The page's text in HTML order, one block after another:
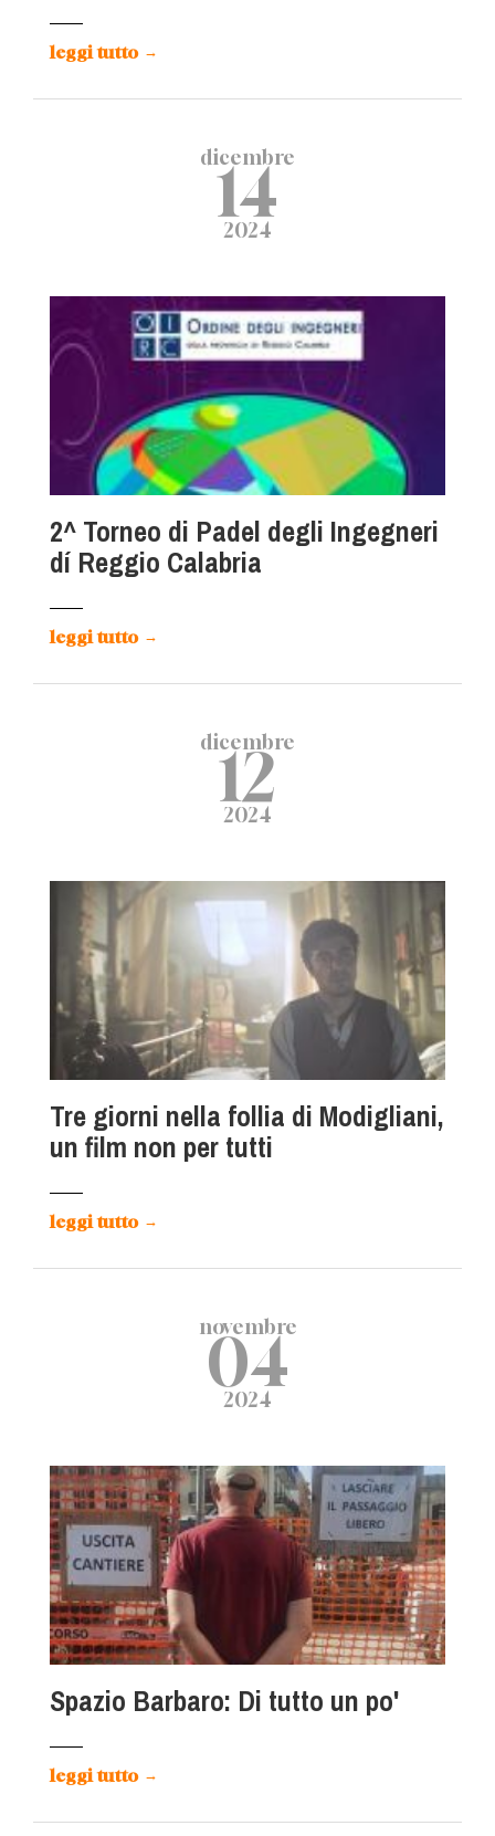
leggi tutto →
dicembre
14
2024
2^ Torneo di Padel degli Ingegneri
dí Reggio Calabria
leggi tutto →
dicembre
12
2024
Tre giorni nella follia di Modigliani,
un film non per tutti
leggi tutto →
novembre
04
2024
Spazio Barbaro: Di tutto un po'
leggi tutto →